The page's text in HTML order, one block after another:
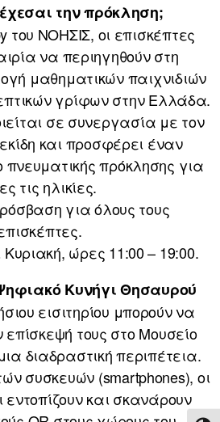
την πρόκληση;
του ΝΟΗΣΙΣ, οι επισκέπτες
να περιηγηθούν στη
μαθηματικών παιχνιδιών
γρίφων στην Ελλάδα.
σε συνεργασία με τον
και προσφέρει έναν
πρόκλησης για
τις ηλικίες.
για όλους τους
Κυριακή, ώρες 11:00 – 19:00.
Κυνήγι Θησαυρού
εισιτηρίου μπορούν να
τους στο Μουσείο
διαδραστική περιπέτεια.
συσκευών (smartphones), οι
και σκανάρουν